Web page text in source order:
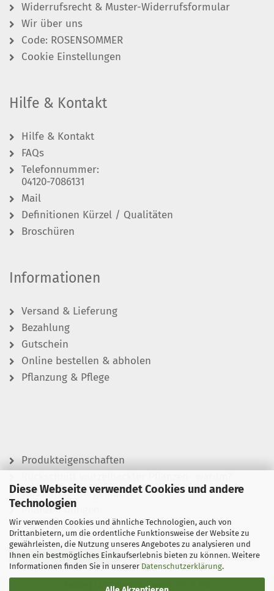
Diese Webseite verwendet Cookies und andere
Technologien
Wir verwenden Cookies und ähnliche Technologien, auch von
Drittanbietern, um die ordentliche Funktionsweise der Website zu
gewährleisten, die Nutzung unseres Angebotes zu analysieren und
Ihnen ein bestmögliches Einkaufserlebnis bieten zu können. Weitere
Informationen finden Sie in unserer Datenschutzerklärung.
Widerrufsrecht & Muster-Widerrufsformular
Wir über uns
Code: ROSENSOMMER
Cookie Einstellungen
Hilfe & Kontakt
Hilfe & Kontakt
FAQs
Telefonnummer:
04120-7086131
Mail
Definitionen Kürzel / Qualitäten
Broschüren
Informationen
Versand & Lieferung
Bezahlung
Gutschein
Online bestellen & abholen
Pflanzung & Pflege
Produkteigenschaften
Wässern leicht gemacht
Pflanzen düngen
Vertrag widerrufen
Shopping Cart Software by Gambio.com © 2026